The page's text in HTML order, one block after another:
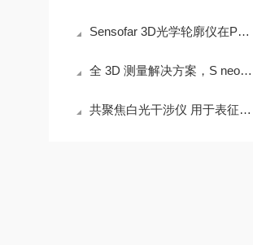
Sensofar 3D光学轮廓仪在PCB表面测量中的应用
全 3D 测量解决方案，S neox 五轴
共聚焦白光干涉仪 用于表征增材制造中的工艺诱导形状和表面纹理变化